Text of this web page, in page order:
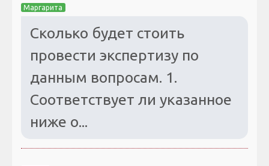
Маргарита
Сколько будет стоить
провести экспертизу по
данным вопросам. 1.
Соответствует ли указанное
ниже о...